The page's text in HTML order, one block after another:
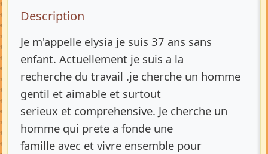
Description de l’annonce
Description
Je m'appelle elysia je suis 37 ans sans
enfant. Actuellement je suis a la
recherche du travail .je cherche un homme
gentil et aimable et surtout
serieux et comprehensive. Je cherche un
homme qui prete a fonde une
famille avec et vivre ensemble pour